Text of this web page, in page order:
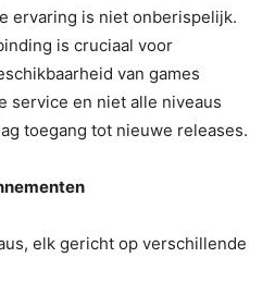
ervaring is niet onberispelijk.
is cruciaal voor
van games
service en niet alle niveaus
toegang tot nieuwe releases.
elk gericht op verschillende